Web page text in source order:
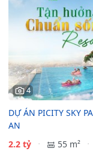
4
DỰ ÁN PICITY SKY
AN
2.2 tỷ
55 m²